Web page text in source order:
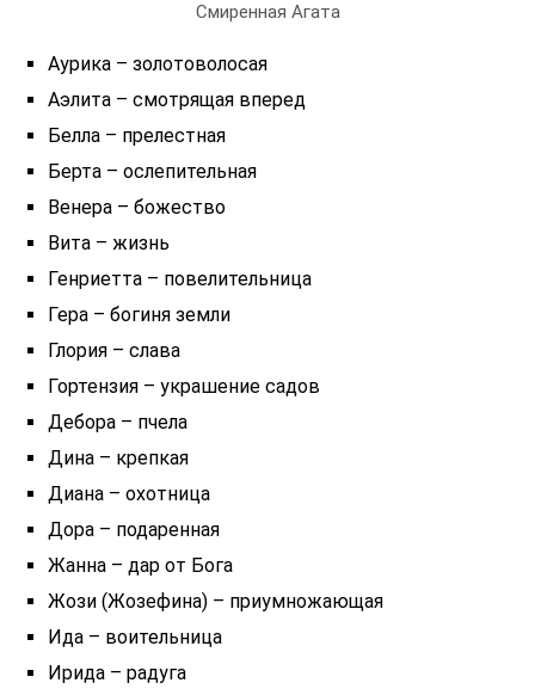
Смиренная Агата
Аурика – золотоволосая
Аэлита – смотрящая вперед
Белла – прелестная
Берта – ослепительная
Венера – божество
Вита – жизнь
Генриетта – повелительница
Гера – богиня земли
Глория – слава
Гортензия – украшение садов
Дебора – пчела
Дина – крепкая
Диана – охотница
Дора – подаренная
Жанна – дар от Бога
Жози (Жозефина) – приумножающая
Ида – воительница
Ирида – радуга